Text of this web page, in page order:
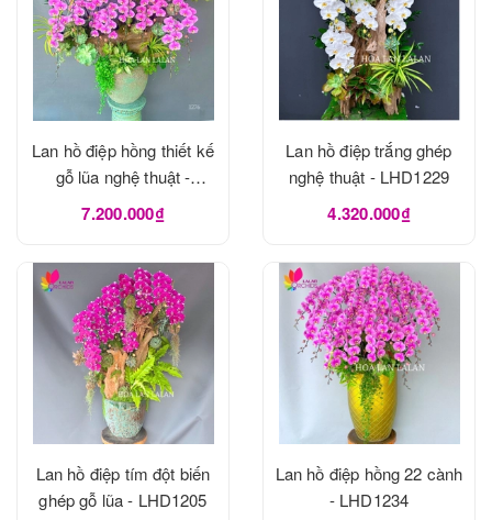
Lan hồ điệp hồng thiết kế
gỗ lũa nghệ thuật -
LHD1273
7.200.000₫
Lan hồ điệp trắng ghép
nghệ thuật - LHD1229
4.320.000₫
Lan hồ điệp tím đột biến
ghép gỗ lũa - LHD1205
Lan hồ điệp hồng 22 cành
- LHD1234